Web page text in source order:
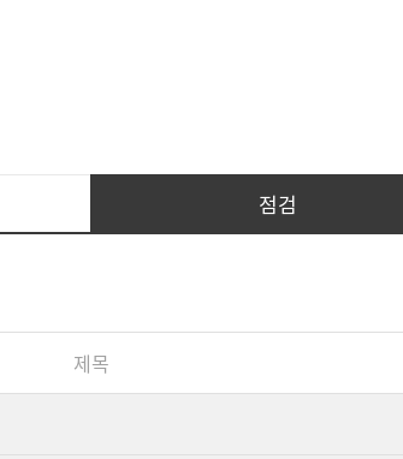
점검
제목